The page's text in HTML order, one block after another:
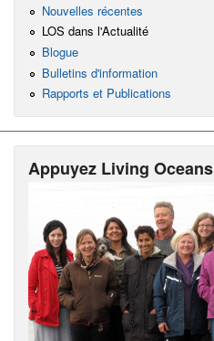
Nouvelles récentes
LOS dans l'Actualité
Blogue
Bulletins d'information
Rapports et Publications
Appuyez Living Oceans